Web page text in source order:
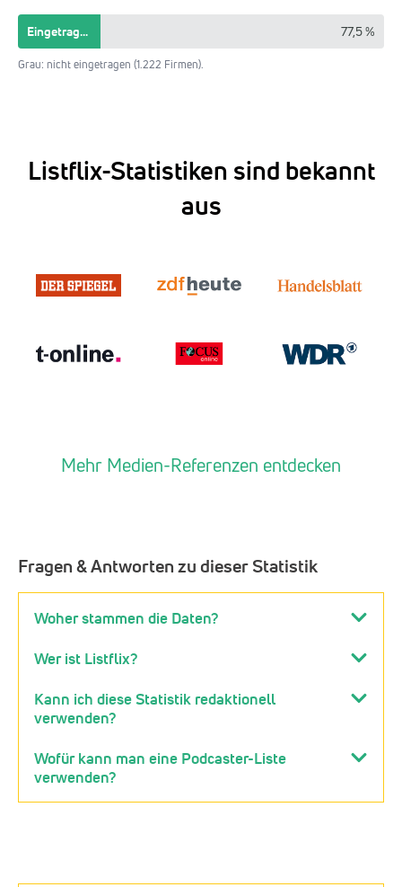
Eingetragen 22,5 % 77,5 %
Grau: nicht eingetragen (1.222 Firmen).
Listflix-Statistiken sind bekannt
aus
Mehr Medien-Referenzen entdecken
Fragen & Antworten zu dieser Statistik
Woher stammen die Daten?
Wer ist Listflix?
Kann ich diese Statistik redaktionell
verwenden?
Wofür kann man eine Podcaster-Liste
verwenden?